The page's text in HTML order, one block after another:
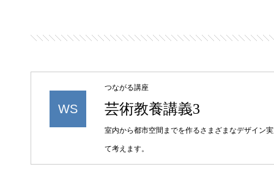
WS
つながる講座
芸術教養講義3
室内から都市空間までを作るさまざまなデザイン
て考えます。